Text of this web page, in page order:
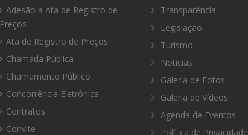
Adesão a Ata de Registro de
Preços
Ata de Registro de Preços
Chamada Pública
Chamamento Público
Concorrência Eletrônica
Contratos
Convite
Transparência
Legislação
Turismo
Notícias
Galeria de Fotos
Galeria de Vídeos
Agenda de Eventos
Política de Privacidade